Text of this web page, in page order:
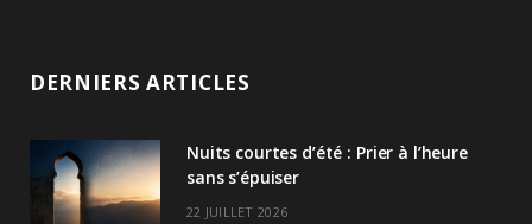
DERNIERS ARTICLES
Nuits courtes d’été : Prier à l’heure
sans s’épuiser
22 JUILLET 2026